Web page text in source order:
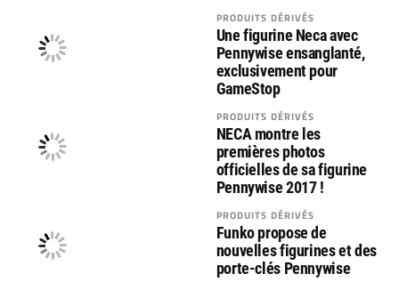
PRODUITS DÉRIVÉS
Une figurine Neca avec
Pennywise ensanglanté,
exclusivement pour
GameStop
PRODUITS DÉRIVÉS
NECA montre les
premières photos
officielles de sa figurine
Pennywise 2017 !
PRODUITS DÉRIVÉS
Funko propose de
nouvelles figurines et des
porte-clés Pennywise